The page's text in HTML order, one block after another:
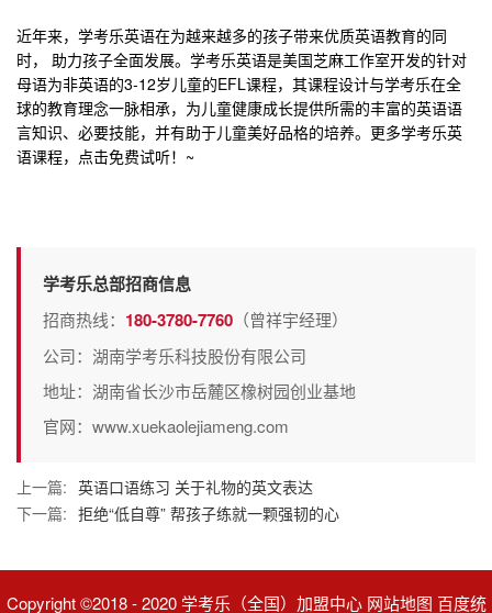
近年来，学考乐英语在为越来越多的孩子带来优质英语教育的同
时， 助力孩子全面发展。学考乐英语是美国芝麻工作室开发的针对
母语为非英语的3-12岁儿童的EFL课程，其课程设计与学考乐在全
球的教育理念一脉相承，为儿童健康成长提供所需的丰富的英语语
言知识、必要技能，并有助于儿童美好品格的培养。更多学考乐英
语课程，点击免费试听！~
学考乐总部招商信息
招商热线： 180-3780-7760 （曾祥宇经理）
公司：湖南学考乐科技股份有限公司
地址：湖南省长沙市岳麓区橡树园创业基地
官网：www.xuekaolejiameng.com
上一篇: 英语口语练习 关于礼物的英文表达
下一篇: 拒绝“低自尊” 帮孩子练就一颗强韧的心
Copyright ©2018 - 2020 学考乐（全国）加盟中心 网站地图 百度统